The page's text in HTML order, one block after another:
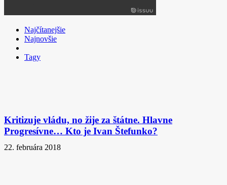
Najčítanejšie
Najnovšie
Tagy
Kritizuje vládu, no žije za štátne. Hlavne
Progresívne… Kto je Ivan Štefunko?
22. februára 2018